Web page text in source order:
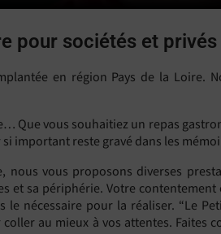
pour sociétés et privés
en région Pays de la Loire.
Que vous souhaitiez un repas
important reste gravé dans les
nous vous proposons diverses
et sa périphérie. Votre
nécessaire pour la réaliser. “Le
au mieux à vos attentes. Faites